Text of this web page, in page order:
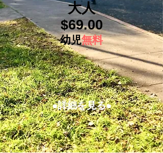
大人
$69.00​
幼児無料
●詳細を見る●